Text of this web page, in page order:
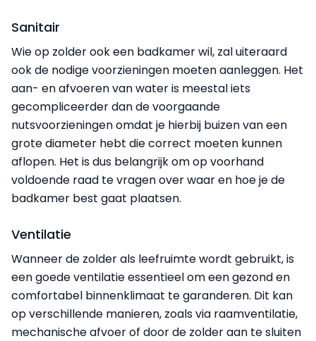
Sanitair
Wie op zolder ook een badkamer wil, zal uiteraard
ook de nodige voorzieningen moeten aanleggen. Het
aan- en afvoeren van water is meestal iets
gecompliceerder dan de voorgaande
nutsvoorzieningen omdat je hierbij buizen van een
grote diameter hebt die correct moeten kunnen
aflopen. Het is dus belangrijk om op voorhand
voldoende raad te vragen over waar en hoe je de
badkamer best gaat plaatsen.
Ventilatie
Wanneer de zolder als leefruimte wordt gebruikt, is
een goede ventilatie essentieel om een gezond en
comfortabel binnenklimaat te garanderen. Dit kan
op verschillende manieren, zoals via raamventilatie,
mechanische afvoer of door de zolder aan te sluiten